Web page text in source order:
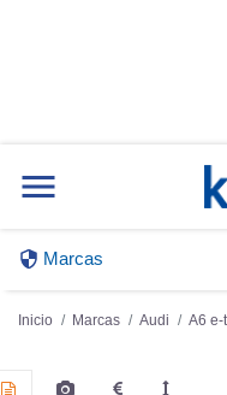
Marcas
Inicio Marcas Audi A6 e-